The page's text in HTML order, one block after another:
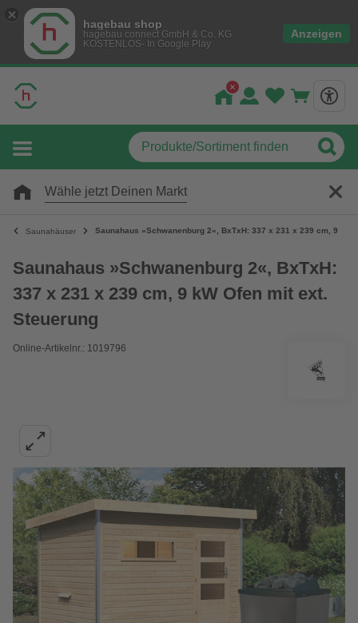
hagebau shop
hagebau connect GmbH & Co. KG
KOSTENLOS- In Google Play
Anzeigen
Wähle jetzt Deinen Markt
Saunahäuser Saunahaus »Schwanenburg 2«, BxTxH: 337 x 231 x 239 cm, 9 kW
Saunahaus »Schwanenburg 2«, BxTxH:
337 x 231 x 239 cm, 9 kW Ofen mit ext.
Steuerung
Online-Artikelnr.: 1019796